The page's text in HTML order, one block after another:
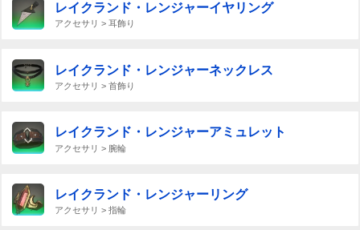
レイクランド・レンジャーイヤリング
アクセサリ > 耳飾り
レイクランド・レンジャーネックレス
アクセサリ > 首飾り
レイクランド・レンジャーアミュレット
アクセサリ > 腕輪
レイクランド・レンジャーリング
アクセサリ > 指輪